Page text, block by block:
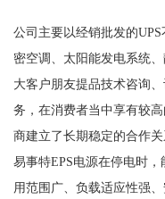
公司主要以经销批发的
密空调、太阳能发电系统
大客户朋友提品技术咨询
务，在消费者当中享有较
商建立了长期稳定的合作关
易事特EPS电源在停电时
用范围广、负载适应性强